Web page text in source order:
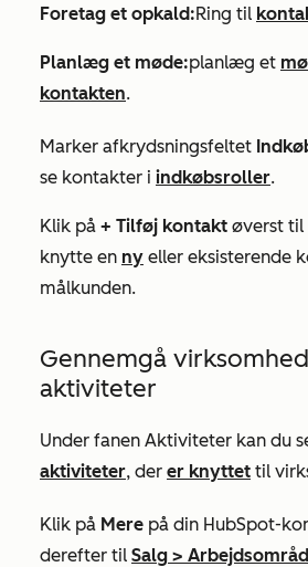
Foretag et opkald:Ring til
Planlæg et møde:planlæg et
kontakten.
Marker afkrydsningsfeltet
se kontakter i indkøbsroller.
Klik på + Tilføj kontakt øverst til
knytte en ny eller eksisterende
målkunden.
Gennemgå
aktiviteter
Under fanen Aktiviteter kan du
aktiviteter, der er knyttet til
Klik på Mere på din HubSpot-
derefter til Salg >